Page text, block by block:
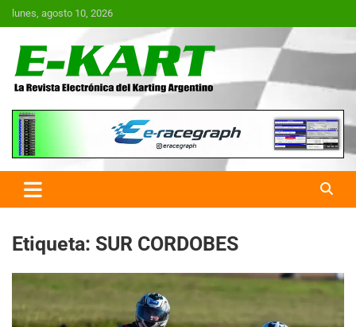
Saltar
al
lunes, agosto 10, 2026
E-Kart.com.ar | La Revista
Electrónica del Karting en
Argentina
Etiqueta: SUR CORDOBES